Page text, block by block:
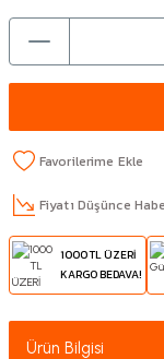
Fiyatı Düşünce
1000 TL ÜZERİ
KARGO BEDAVA!
Ürün Bilgisi